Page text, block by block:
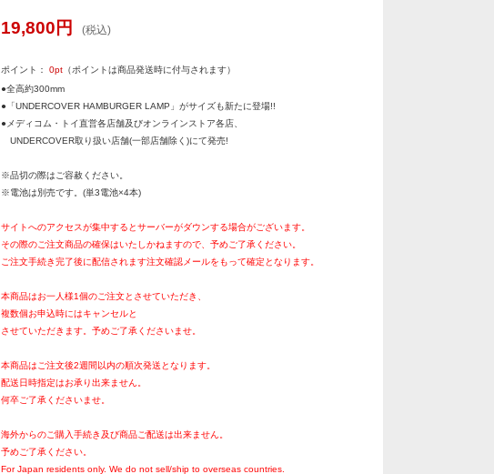
19,800 円 (税込)
ポイント： 0pt （ポイントは商品発送時に付与されます）
●全高約300mm
●「UNDERCOVER HAMBURGER LAMP」がサイズも新たに登場!!
●メディコム・トイ直営各店舗及びオンラインストア各店、
UNDERCOVER取り扱い店舗(一部店舗除く)にて発売!
※品切の際はご容赦ください。
※電池は別売です。(単3電池×4本)
サイトへのアクセスが集中するとサーバーがダウンする場合がございます。
その際のご注文商品の確保はいたしかねますので、予めご了承ください。
ご注文手続き完了後に配信されます注文確認メールをもって確定となります。
本商品はお一人様1個のご注文とさせていただき、
複数個お申込時にはキャンセルと
させていただきます。予めご了承くださいませ。
本商品はご注文後2週間以内の順次発送となります。
配送日時指定はお承り出来ません。
何卒ご了承くださいませ。
海外からのご購入手続き及び商品ご配送は出来ません。
予めご了承ください。
For Japan residents only. We do not sell/ship to overseas countries.